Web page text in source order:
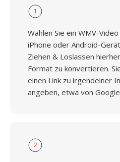
1
Wählen Sie ein WMV-
iPhone oder Android-
Ziehen & Loslassen
Format zu konvertieren.
einen Link zu irgendeiner
angeben, etwa von
2